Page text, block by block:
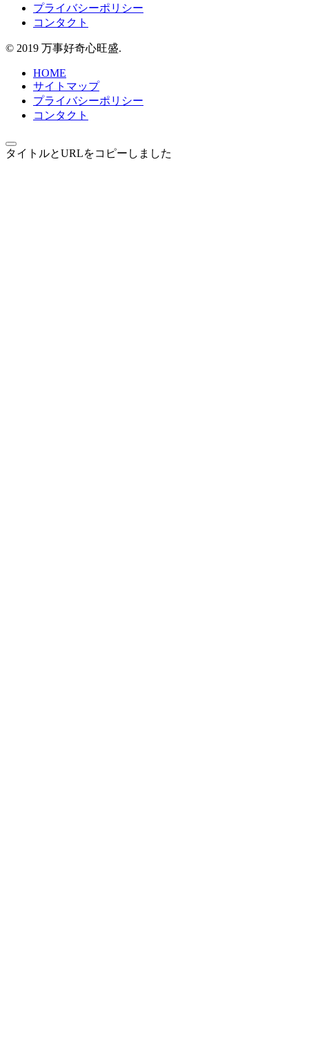
プライバシーポリシー
コンタクト
© 2019 万事好奇心旺盛.
HOME
サイトマップ
プライバシーポリシー
コンタクト
タイトルとURLをコピーしました